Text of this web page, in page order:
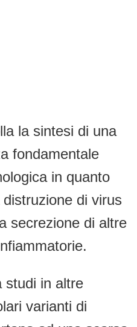
la sintesi di una
fondamentale
in quanto
di virus
secrezione di altre
studi in altre
varianti di